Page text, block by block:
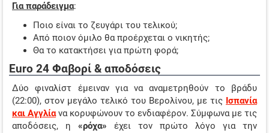
Για παράδειγμα:
Ποιο είναι το ζευγάρι του τελικού;
Από ποιον όμιλο θα προέρχεται ο νικητής;
Θα το κατακτήσει για πρώτη φορά;
Euro 24 Φαβορί & αποδόσεις
Δύο φιναλίστ έμειναν για να αναμετρηθούν το βράδυ
(22:00), στον μεγάλο τελικό του Βερολίνου, με τις Ισπανία
και Αγγλίανα κορυφώνουν το ενδιαφέρον. Σύμφωνα με τις
αποδόσεις, η «ρόχα» έχει τον πρώτο λόγο για την